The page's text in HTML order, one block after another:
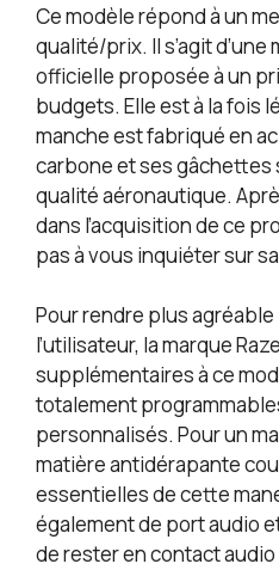
Ce modèle répond à un
qualité/prix. Il s’agit d’une
officielle proposée à un
budgets. Elle est à la fois
manche est fabriqué en
carbone et ses gâchettes
qualité aéronautique.
dans l’acquisition de ce
pas à vous inquiéter sur
Pour rendre plus agréable
l’utilisateur, la marque
supplémentaires à ce
totalement
personnalisés. Pour un
matière antidérapante
essentielles de cette
également de port audio
de rester en contact